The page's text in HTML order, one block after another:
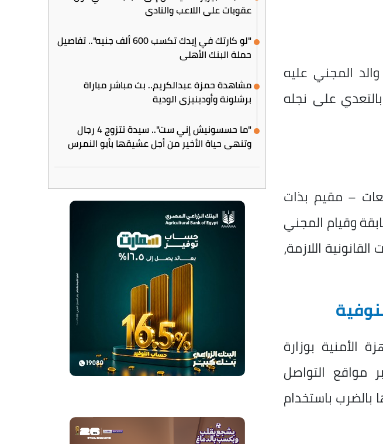
من والد المجني عليه
على نجله
– مقيم بذات
وقيام المجني
اللازمة،
بوزارة
مواقع التواصل
باستخدام
عقوبات على اللاعب والنادي
"لو كارتك في إيدك تكسب 600 ألف جنيه".. تفاصيل
حملة البنك الأهلي
مشاهدة حمزة عبدالكريم.. بث مباشر مباراة
برشلونة وأودينيزي الودية
"ما حسسونيش إني ست".. سيدة تتزوج 4 رجال
وتنهي حياة الأخير من أجل عشيقها بأبو النمرس